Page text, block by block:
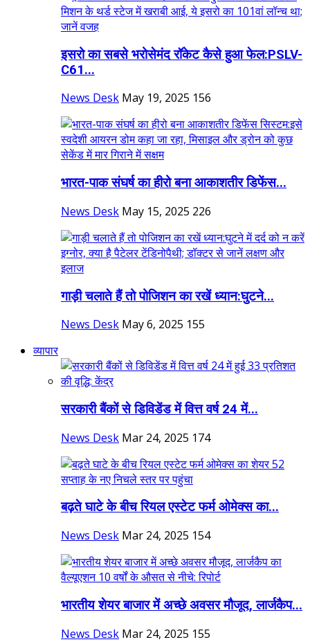
इसरो का सबसे भरोसेमंद रॉकेट कैसे हुआ फेल:PSLV-
C61...
News Desk May 19, 2025 156
भारत-पाक संघर्ष का हीरो बना ​​​​​​​आकाशतीर डिफेंस...
News Desk May 15, 2025 226
गाड़ी चलाते हैं तो पोजिशन का रखें ध्यान:घुटने...
News Desk May 6, 2025 155
व्यापार
सरकारी बैंकों से डिविडेंड में वित्त वर्ष 24 में...
News Desk Mar 24, 2025 174
बढ़ते घाटे के बीच रियल एस्टेट फर्म ओमेक्स का...
News Desk Mar 24, 2025 154
भारतीय शेयर बाजार में अच्छे अवसर मौजूद, लार्जकैप...
News Desk Mar 24, 2025 155